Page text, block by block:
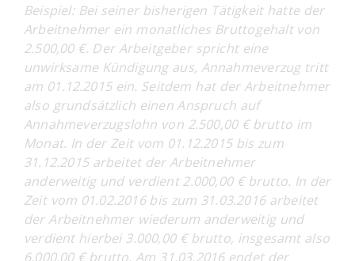
Beispiel: Bei seiner bisherigen Tätigkeit hatte der
Arbeitnehmer ein monatliches Bruttogehalt von
2.500,00 €. Der Arbeitgeber spricht eine
unwirksame Kündigung aus, Annahmeverzug tritt
am 01.12.2015 ein. Seitdem hat der Arbeitnehmer
also grundsätzlich einen Anspruch auf
Annahmeverzugslohn von 2.500,00 € brutto im
Monat. In der Zeit vom 01.12.2015 bis zum
31.12.2015 arbeitet der Arbeitnehmer
anderweitig und verdient 2.000,00 € brutto. In der
Zeit vom 01.02.2016 bis zum 31.03.2016 arbeitet
der Arbeitnehmer wiederum anderweitig und
verdient hierbei 3.000,00 € brutto, insgesamt also
6.000,00 € brutto. Am 31.03.2016 endet der